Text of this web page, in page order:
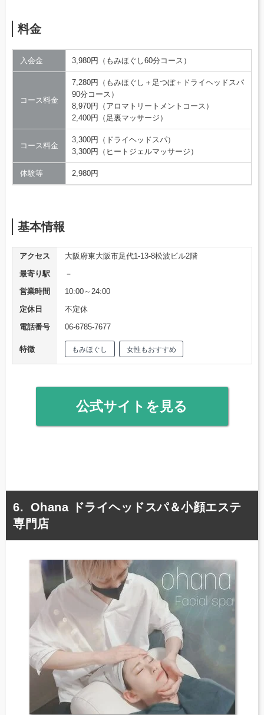
料金
入会金 3,980円（もみほぐし60分コース）
コース料金
7,280円（もみほぐし＋足つぼ＋ドライヘッドスパ
90分コース）
8,970円（アロマトリートメントコース）
2,400円（足裏マッサージ）
コース料金
3,300円（ドライヘッドスパ）
3,300円（ヒートジェルマッサージ）
体験等 2,980円
基本情報
アクセス
大阪府東大阪市足代1-13-8松波ビル2階
最寄り駅
－
営業時間
10:00～24:00
定休日
不定休
電話番号
06-6785-7677
特徴 もみほぐし 女性もおすすめ
公式サイトを見る
Ohana ドライヘッドスパ＆小顔エステ
専門店